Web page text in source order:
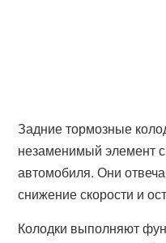
Задние тормозные
незаменимый элемент
автомобиля. Они
снижение скорости и
Колодки выполняют